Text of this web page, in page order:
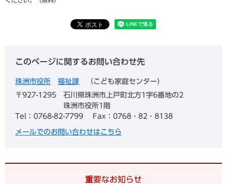
このページに関するお問い合わせ先
珠洲市役所 福祉課
こども家庭センター
〒927-1295
石川県珠洲市上戸町北方1字6番地の2
珠洲市役所1階
Tel：0768-82-7799
Fax：0768‐82‐8138
メールでのお問い合わせはこちら
重要なお知らせ